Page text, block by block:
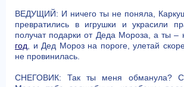
ВЕДУЩИЙ: И ничего ты не поняла,
превратились в игрушки и украсили
получат подарки от Деда Мороза, а ты –
год, и Дед Мороз на пороге, улетай
не провинилась.
СНЕГОВИК: Так ты меня обманула?